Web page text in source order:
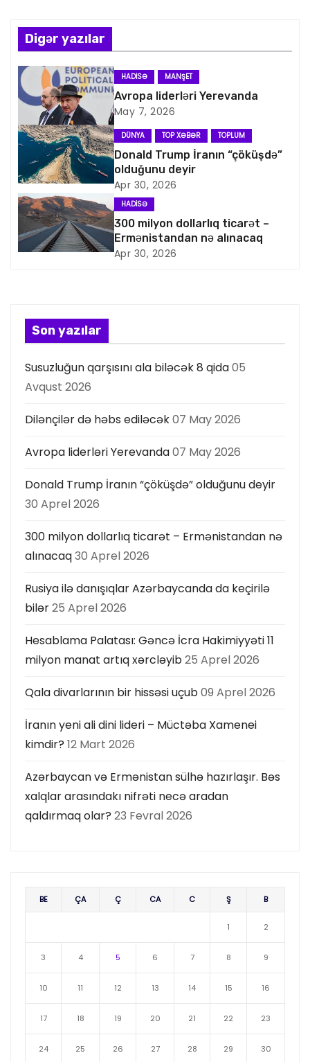
n
a
v
i
q
a
s
i
s
ı
Digər yazılar
HADISƏ MANŞET
Avropa liderləri Yerevanda
May 7, 2026
DÜNYA TOP XƏBƏR TOPLUM
Donald Trump İranın “çöküşdə”
olduğunu deyir
Apr 30, 2026
HADISƏ
300 milyon dollarlıq ticarət –
Ermənistandan nə alınacaq
Apr 30, 2026
Son yazılar
Susuzluğun qarşısını ala biləcək 8 qida05
Avqust 2026
Dilənçilər də həbs ediləcək07 May 2026
Avropa liderləri Yerevanda07 May 2026
Donald Trump İranın “çöküşdə” olduğunu deyir
30 Aprel 2026
300 milyon dollarlıq ticarət – Ermənistandan nə
alınacaq30 Aprel 2026
Rusiya ilə danışıqlar Azərbaycanda da keçirilə
bilər25 Aprel 2026
Hesablama Palatası: Gəncə İcra Hakimiyyəti 11
milyon manat artıq xərcləyib25 Aprel 2026
Qala divarlarının bir hissəsi uçub09 Aprel 2026
İranın yeni ali dini lideri – Müctəba Xamenei
kimdir? 12 Mart 2026
Azərbaycan və Ermənistan sülhə hazırlaşır. Bəs
xalqlar arasındakı nifrəti necə aradan
qaldırmaq olar? 23 Fevral 2026
BE ÇA Ç CA C Ş B
1 2
3 4 5 6 7 8 9
10 11 12 13 14 15 16
17 18 19 20 21 22 23
24 25 26 27 28 29 30